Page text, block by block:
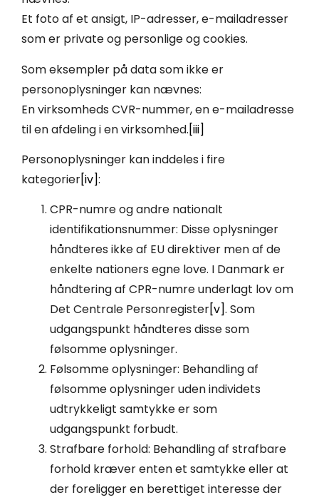
Et foto af et ansigt, IP-adresser, e-mailadresser
som er private og personlige og cookies.
Som eksempler på data som ikke er
personoplysninger kan nævnes:
En virksomheds CVR-nummer, en e-mailadresse
til en afdeling i en virksomhed.[iii]
Personoplysninger kan inddeles i fire
kategorier[iv]:
CPR-numre og andre nationalt
identifikationsnummer: Disse oplysninger
håndteres ikke af EU direktiver men af de
enkelte nationers egne love. I Danmark er
håndtering af CPR-numre underlagt lov om
Det Centrale Personregister[v]. Som
udgangspunkt håndteres disse som
følsomme oplysninger.
Følsomme oplysninger: Behandling af
følsomme oplysninger uden individets
udtrykkeligt samtykke er som
udgangspunkt forbudt.
Strafbare forhold: Behandling af strafbare
forhold kræver enten et samtykke eller at
der foreligger en berettiget interesse der